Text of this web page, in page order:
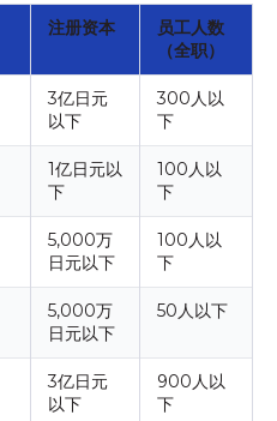
注册资本
员工人数
（全职）
3亿日元
以下
300人以
下
1亿日元以
下
100人以
下
5,000万
日元以下
100人以
下
5,000万
日元以下
50人以下
3亿日元
以下
900人以
下